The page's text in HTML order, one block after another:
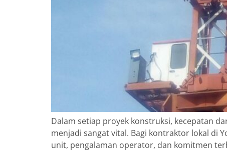
Dalam setiap proyek konstruksi, kecepatan
menjadi sangat vital. Bagi kontraktor lokal di
unit, pengalaman operator, dan komitmen